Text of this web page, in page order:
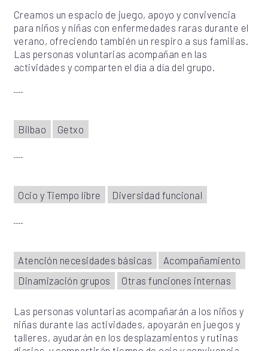
Creamos un espacio de juego, apoyo y convivencia
para niños y niñas con enfermedades raras durante el
verano, ofreciendo también un respiro a sus familias.
Las personas voluntarias acompañan en las
actividades y comparten el día a día del grupo.
Bilbao Getxo
Ocio y Tiempo libre Diversidad funcional
Atención necesidades básicas
Acompañamiento
Dinamización grupos
Otras funciones internas
Las personas voluntarias acompañarán a los niños y
niñas durante las actividades, apoyarán en juegos y
talleres, ayudarán en los desplazamientos y rutinas